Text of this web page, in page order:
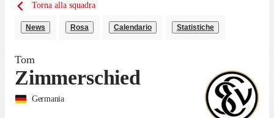
Torna alla squadra
News Rosa Calendario Statistiche
Tom
Zimmerschied
Germania